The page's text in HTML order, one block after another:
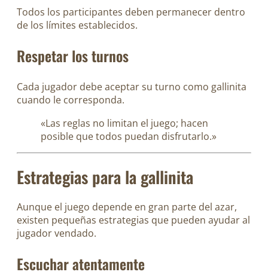
Todos los participantes deben permanecer dentro
de los límites establecidos.
Respetar los turnos
Cada jugador debe aceptar su turno como gallinita
cuando le corresponda.
«Las reglas no limitan el juego; hacen
posible que todos puedan disfrutarlo.»
Estrategias para la gallinita
Aunque el juego depende en gran parte del azar,
existen pequeñas estrategias que pueden ayudar al
jugador vendado.
Escuchar atentamente